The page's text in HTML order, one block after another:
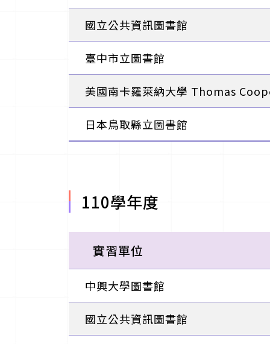
國立公共資訊圖書館
臺中市立圖書館
美國南卡羅萊納大學 Thomas
日本鳥取縣立圖書館
110學年度
實習單位
中興大學圖書館
國立公共資訊圖書館